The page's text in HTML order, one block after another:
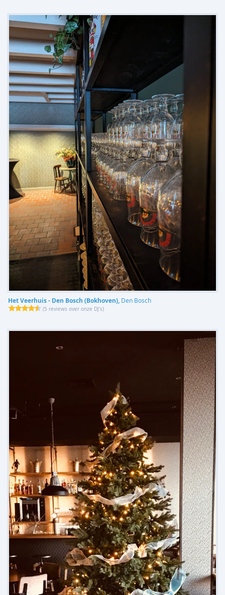
Het Veerhuis - Den Bosch (Bokhoven), Den Bosch
(5 reviews over onze DJ's)